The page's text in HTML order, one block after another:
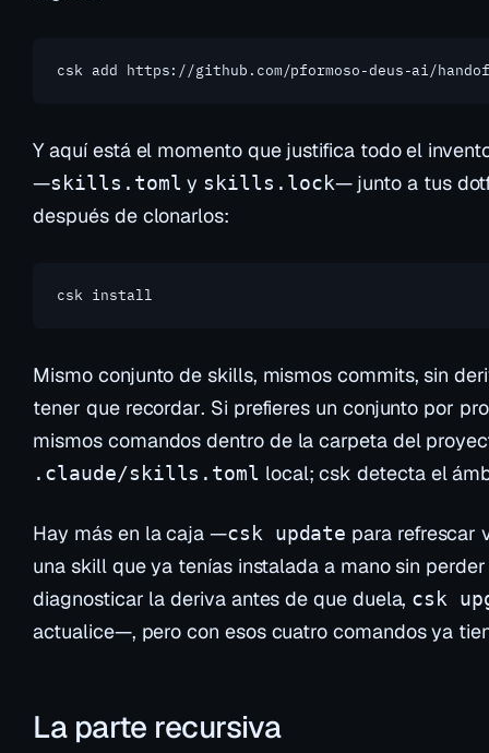
csk add https://github.com/pformoso-deus-ai/
Y aquí está el momento que justifica todo el
—skills.toml y skills.lock— junto a tus
después de clonarlos:
csk install
Mismo conjunto de skills, mismos commits, sin
tener que recordar. Si prefieres un conjunto por
mismos comandos dentro de la carpeta del
.claude/skills.toml local; csk detecta el
Hay más en la caja —csk update para refrescar
una skill que ya tenías instalada a mano sin
diagnosticar la deriva antes de que duela, csk
actualice—, pero con esos cuatro comandos ya
La parte recursiva